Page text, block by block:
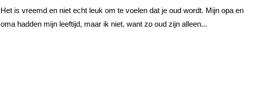
Het is vreemd en niet echt leuk om te voelen dat je oud wordt. Mijn opa en
oma hadden mijn leeftijd, maar ik niet, want zo oud zijn alleen...